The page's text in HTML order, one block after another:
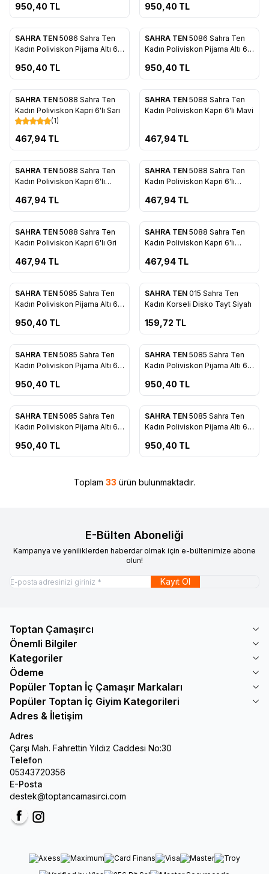
950,40 TL 950,40 TL
Favorilere Ekle
SAHRA TEN 5086 Sahra Ten
Kadın Poliviskon Pijama Altı 6'lı
950,40 TL
Favorilere Ekle
Tükendi
SAHRA TEN 5086 Sahra Ten
Kadın Poliviskon Pijama Altı 6'lı
950,40 TL
Favorilere Ekle
SAHRA TEN 5088 Sahra Ten
Kadın Poliviskon Kapri 6'lı Sarı
(1)
467,94 TL
Favorilere Ekle
Tükendi
SAHRA TEN 5088 Sahra Ten
Kadın Poliviskon Kapri 6'lı Mavi
467,94 TL
Favorilere Ekle
SAHRA TEN 5088 Sahra Ten
Kadın Poliviskon Kapri 6'lı
467,94 TL
Favorilere Ekle
Tükendi
SAHRA TEN 5088 Sahra Ten
Kadın Poliviskon Kapri 6'lı
467,94 TL
Favorilere Ekle
SAHRA TEN 5088 Sahra Ten
Kadın Poliviskon Kapri 6'lı Gri
467,94 TL
Favorilere Ekle
Tükendi
SAHRA TEN 5088 Sahra Ten
Kadın Poliviskon Kapri 6'lı
467,94 TL
Favorilere Ekle
SAHRA TEN 5085 Sahra Ten
Kadın Poliviskon Pijama Altı 6'lı
950,40 TL
Favorilere Ekle
Tükendi
SAHRA TEN 015 Sahra Ten
Kadın Korseli Disko Tayt Siyah
159,72 TL
Favorilere Ekle
SAHRA TEN 5085 Sahra Ten
Kadın Poliviskon Pijama Altı 6'lı
950,40 TL
Favorilere Ekle
Tükendi
SAHRA TEN 5085 Sahra Ten
Kadın Poliviskon Pijama Altı 6'lı
950,40 TL
Favorilere Ekle
SAHRA TEN 5085 Sahra Ten
Kadın Poliviskon Pijama Altı 6'lı
950,40 TL
Favorilere Ekle
Tükendi
SAHRA TEN 5085 Sahra Ten
Kadın Poliviskon Pijama Altı 6'lı
950,40 TL
Toplam 33 ürün bulunmaktadır.
E-Bülten Aboneliği
Kampanya ve yeniliklerden haberdar olmak için e-bültenimize abone
olun!
Kayıt Ol
Toptan Çamaşırcı
Önemli Bilgiler
Kategoriler
Ödeme
Popüler Toptan İç Çamaşır Markaları
Popüler Toptan İç Giyim Kategorileri
Adres & İletişim
Adres
Çarşı Mah. Fahrettin Yıldız Caddesi No:30
Telefon
05343720356
E-Posta
destek@toptancamasirci.com
FacebookInstagram